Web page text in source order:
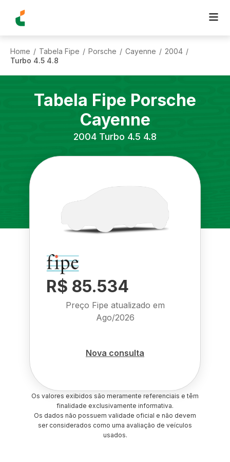
Home / Tabela Fipe / Porsche / Cayenne / 2004 /
Turbo 4.5 4.8
Tabela Fipe Porsche
Cayenne
2004 Turbo 4.5 4.8
R$ 85.534
Preço Fipe atualizado em
Ago/2026
Nova consulta
Os valores exibidos são meramente referenciais e têm
finalidade exclusivamente informativa.
Os dados não possuem validade oficial e não devem
ser considerados como uma avaliação de veículos
usados.